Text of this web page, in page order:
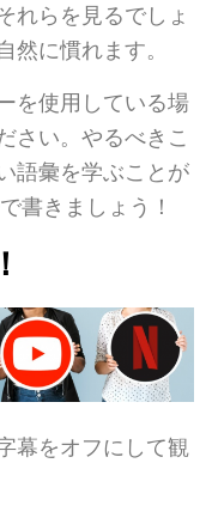
れらを見るでしょ
然に慣れます。
を使用している場
さい。やるべきこ
語彙を学ぶことが
書きましょう！
幕をオフにして観